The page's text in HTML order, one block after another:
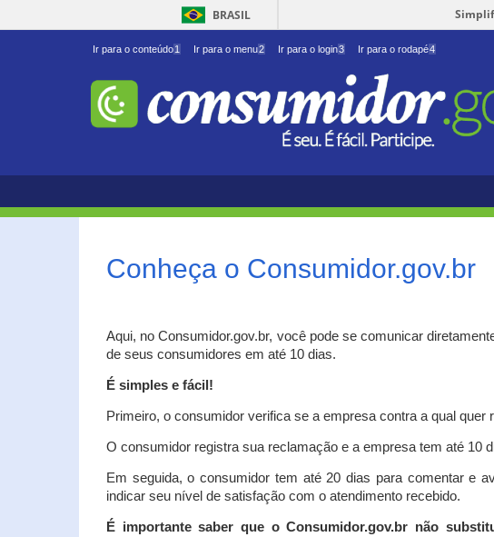
BRASIL
Ir para o conteúdo1 Ir para o menu2 Ir para o login3 Ir para o rodapé4
Conheça o Consumidor.gov.br
Aqui, no Consumidor.gov.br, você pode se comunicar
de seus consumidores em até 10 dias.
É simples e fácil!
Primeiro, o consumidor verifica se a empresa contra a qual quer
O consumidor registra sua reclamação e a empresa tem até 10
Em seguida, o consumidor tem até 20 dias para comentar e
indicar seu nível de satisfação com o atendimento recebido.
É importante saber que o Consumidor.gov.br não